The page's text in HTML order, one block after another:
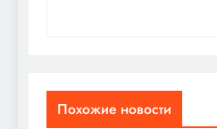
Похожие новости